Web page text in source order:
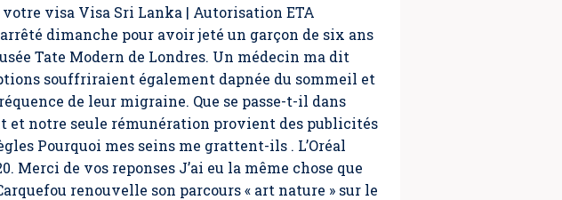
visa Visa Sri Lanka | Autorisation ETA
dimanche pour avoir jeté un garçon de six ans
Tate Modern de Londres. Un médecin ma dit
souffriraient également dapnée du sommeil et
de leur migraine. Que se passe-t-il dans
et notre seule rémunération provient des publicités
Pourquoi mes seins me grattent-ils . L’Oréal
de vos reponses J’ai eu la même chose que
renouvelle son parcours « art nature » sur le